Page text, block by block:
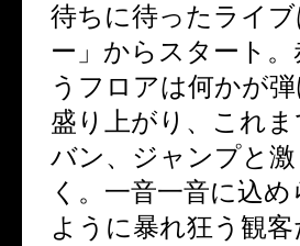
待ちに待ったライ
ー」からスタート
うフロアは何かが
盛り上がり、これ
バン、ジャンプと
く。一音一音に込
ように暴れ狂う観